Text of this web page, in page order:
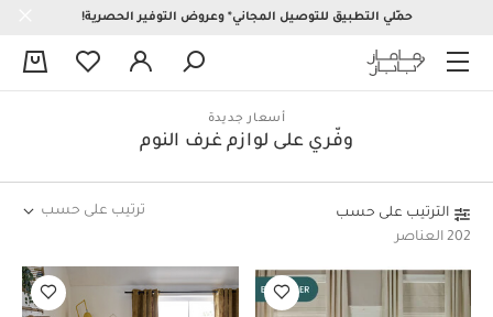
حمّلي التطبيق للتوصيل المجاني* وعروض التوفير الحصرية!
أسعار جديدة
وفّري على لوازم غرف النوم
الترتيب على حسب
202 العناصر
ترتيب على حسب